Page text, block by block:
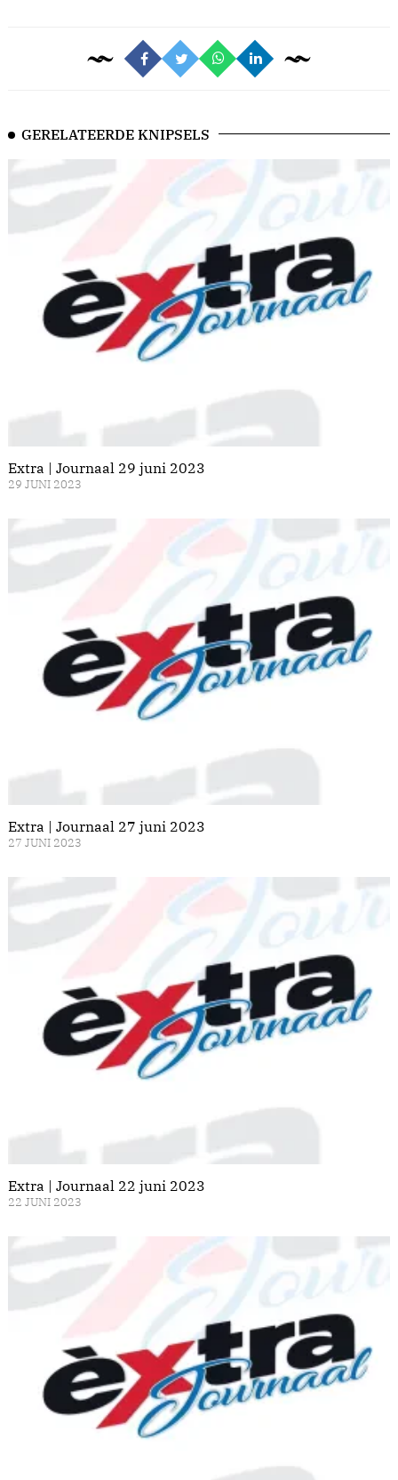
GERELATEERDE KNIPSELS
Extra | Journaal 29 juni 2023
29 JUNI 2023
Extra | Journaal 27 juni 2023
27 JUNI 2023
Extra | Journaal 22 juni 2023
22 JUNI 2023